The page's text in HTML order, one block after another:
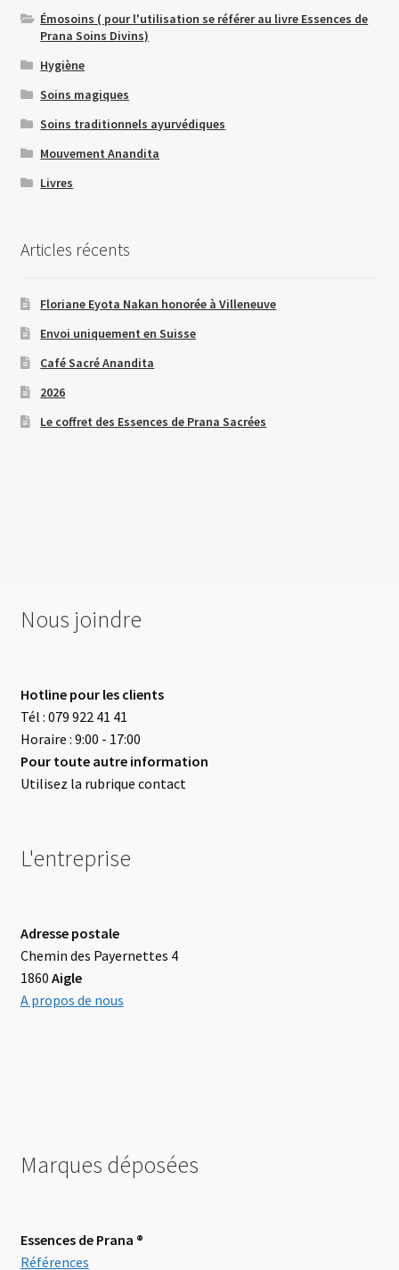
Émosoins ( pour l'utilisation se référer au livre Essences de
Prana Soins Divins)
Hygiène
Soins magiques
Soins traditionnels ayurvédiques
Mouvement Anandita
Livres
Articles récents
Floriane Eyota Nakan honorée à Villeneuve
Envoi uniquement en Suisse
Café Sacré Anandita
2026
Le coffret des Essences de Prana Sacrées
Nous joindre
Hotline pour les clients
Tél : 079 922 41 41
Horaire : 9:00 - 17:00
Pour toute autre information
Utilisez la rubrique contact
L'entreprise
Adresse postale
Chemin des Payernettes 4
1860 Aigle
A propos de nous
Marques déposées
Essences de Prana ®
Références